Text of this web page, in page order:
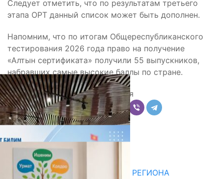
Следует отметить, что по результатам третьего
этапа ОРТ данный список может быть дополнен.
Напомним, что по итогам Общереспубликанского
тестирования 2026 года право на получение
«Алтын сертификата» получили 55 выпускников,
набравших самые высокие баллы по стране.
Поделиться
Комментарии
Последние новости
ДЛЯ МЕТОДИСТОВ ЮЖНОГО РЕГИОНА